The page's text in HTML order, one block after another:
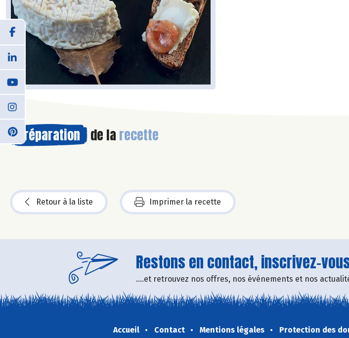
Préparation de la recette
Retour à la liste Imprimer la recette
Restons en contact, inscrivez-
....et retrouvez nos offres, nos événements et nos
Accueil Contact Mentions légales Protection des